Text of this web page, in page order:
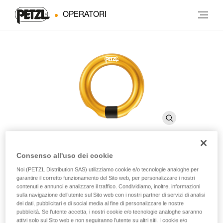
OPERATORI
RING OPEN
Anello apribile multidirezionale
L’anello apribile RING OPEN è adatto al collegamento quasi
Consenso all'uso dei cookie
Noi (PETZL Distribution SAS) utilizziamo cookie e/o tecnologie analoghe per
garantire il corretto funzionamento del Sito web, per personalizzare i nostri
contenuti e annunci e analizzare il traffico. Condividiamo, inoltre, informazioni
sulla navigazione dell’utente sul Sito web con i nostri partner di servizi di analisi
dei dati, pubblicitari e di social media al fine di personalizzare le nostre
pubblicità. Se l’utente accetta, i nostri cookie e/o tecnologie analoghe saranno
attivi solo sul Sito web e non seguiranno l’utente su altri siti. I cookie e/o